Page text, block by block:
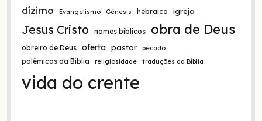
dízimo Evangelismo Gênesis hebraico igreja
Jesus Cristo nomes bíblicos obra de Deus
obreiro de Deus oferta pastor pecado
polêmicas da Bíblia religiosidade traduções da Bíblia
vida do crente